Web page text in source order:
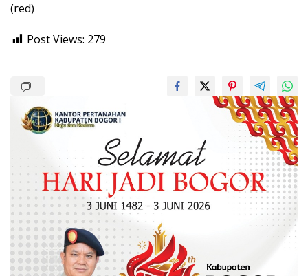
(red)
Post Views: 279